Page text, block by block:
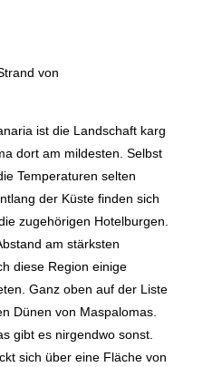
von
ist die Landschaft karg
dort am mildesten. Selbst
Temperaturen selten
der Küste finden sich
zugehörigen Hotelburgen.
am stärksten
diese Region einige
Ganz oben auf der Liste
Dünen von Maspalomas.
gibt es nirgendwo sonst.
sich über eine Fläche von